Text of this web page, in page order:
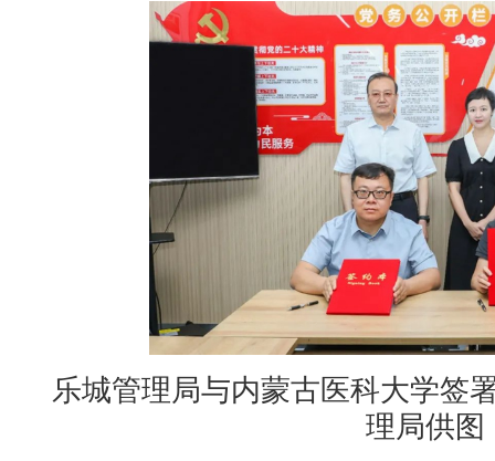
乐城管理局与内蒙古医科大学签
理局供图